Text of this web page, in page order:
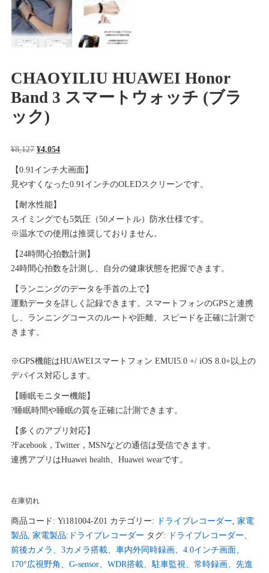
CHAOYILIU HUAWEI Honor
Band 3 スマートウォッチ (ブラ
ック)
¥8,127 元
は
¥8,127
で
し
た。
¥4,054現
在
は
¥4,054
で
す。
【0.91インチ大画面】
見やすくなった0.91インチのOLEDスクリーンです。
【耐水性能】
スイミングでも5気圧（50メートル）防水仕様です。
※温水での使用は推奨しておりません。
【24時間心拍数計測】
24時間心拍数を計測し、自分の健康状態を把握できます。
【ランニングのデータを手首の上で】
運動データを詳しく記録できます。スマートフォンのGPSと連携
し、ランニングコースのルートや距離、スピードを正確に計測で
きます。
※GPS機能はHUAWEIスマートフォン EMUI5.0 +/ iOS 8.0+以上の
デバイス対応します。
【睡眠モニター機能】
?睡眠時間や睡眠の質を正確に計測できます。
【多くのアプリ対応】
?Facebook，Twitter，MSNなどの通信は受信できます。
連携アプリはHuawei health、Huawei wearです。
在庫切れ
商品コード: Yi181004-Z01 カテゴリー: ドライブレコーダー, 家電
製品, 家電製品:ドライブレコーダー タグ:
ドライブレコーダー、
前後カメラ、3カメラ搭載、車内外同時録画、4.0インチ画面、
170°広視野角、G-sensor、WDR搭載、駐車監視、常時録画、先進